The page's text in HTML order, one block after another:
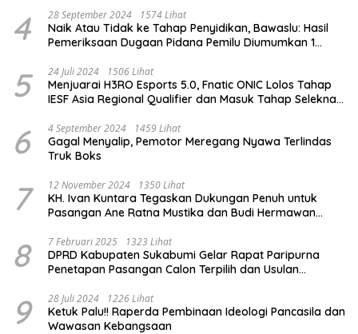
4 28 September 2024 1574 Lihat
Naik Atau Tidak ke Tahap Penyidikan, Bawaslu: Hasil
Pemeriksaan Dugaan Pidana Pemilu Diumumkan 1
5 24 Juli 2024 1506 Lihat
Menjuarai H3RO Esports 5.0, Fnatic ONIC Lolos Tahap
IESF Asia Regional Qualifier dan Masuk Tahap Seleknas
6 4 September 2024 1459 Lihat
Gagal Menyalip, Pemotor Meregang Nyawa Terlindas
Truk Boks
7 12 November 2024 1350 Lihat
KH. Ivan Kuntara Tegaskan Dukungan Penuh untuk
Pasangan Ane Ratna Mustika dan Budi Hermawan
8 7 Februari 2025 1323 Lihat
DPRD Kabupaten Sukabumi Gelar Rapat Paripurna
Penetapan Pasangan Calon Terpilih dan Usulan
9 28 Juli 2024 1226 Lihat
Ketuk Palu!! Raperda Pembinaan Ideologi Pancasila dan
Wawasan Kebangsaan